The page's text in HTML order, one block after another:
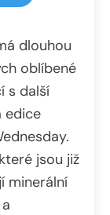
dlouhou
oblíbené
s další
edice
jsou již
minerální